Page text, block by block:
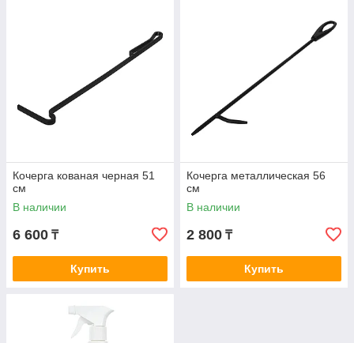
Кочерга кованая черная 51
см
В наличии
6 600 ₸
Купить
Кочерга металлическая 56
см
В наличии
2 800 ₸
Купить